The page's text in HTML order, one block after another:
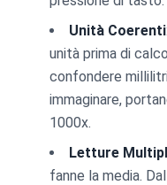
Unità Coerenti
unità prima di
confondere
immaginare,
1000x.
Letture
fanne la media.